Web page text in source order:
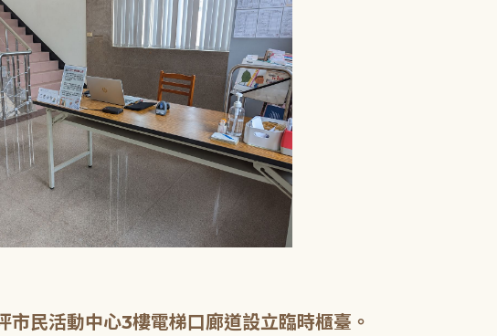
民活動中心3樓電梯口廊道設立臨時櫃臺。